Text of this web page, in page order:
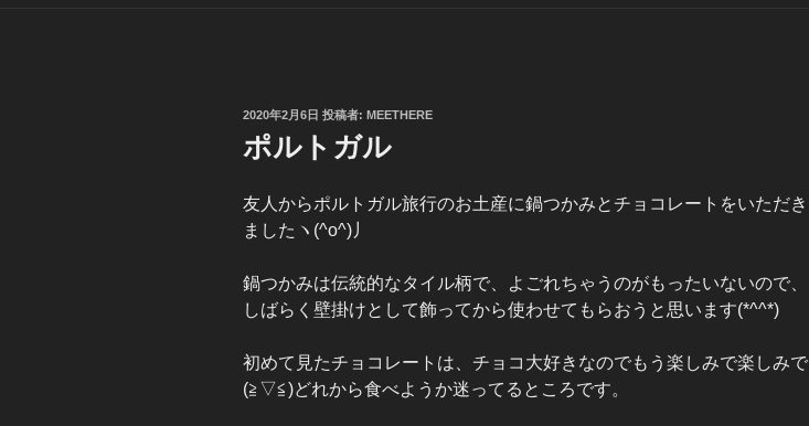
投
日:
2020年2月6日 投稿者: MEETHERE
ポルトガル
友人からポルトガル旅行のお土産に鍋つかみとチョコレートをいただき
ましたヽ(^o^)丿
鍋つかみは伝統的なタイル柄で、よごれちゃうのがもったいないので、
しばらく壁掛けとして飾ってから使わせてもらおうと思います(*^^*)
初めて見たチョコレートは、チョコ大好きなのでもう楽しみで楽しみで
(≧▽≦)どれから食べようか迷ってるところです。